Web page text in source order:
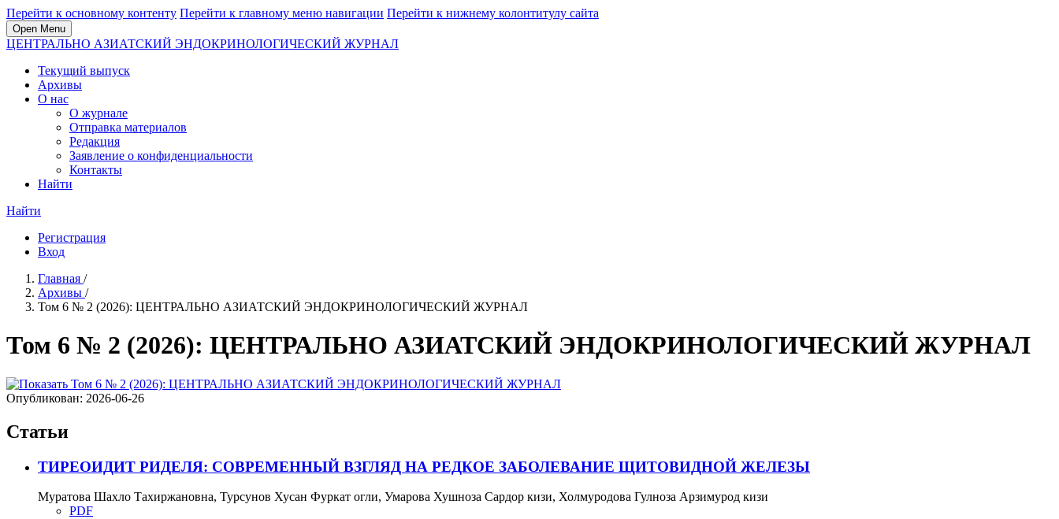
Перейти к основному контенту Перейти к главному меню навигации Перейти к нижнему колонтитулу сайта
Open Menu
ЦЕНТРАЛЬНО АЗИАТСКИЙ ЭНДОКРИНОЛОГИЧЕСКИЙ ЖУРНАЛ
Текущий выпуск
Архивы
О нас
О журнале
Отправка материалов
Редакция
Заявление о конфиденциальности
Контакты
Найти
Найти
Регистрация
Вход
Главная /
Архивы /
Том 6 № 2 (2026): ЦЕНТРАЛЬНО АЗИАТСКИЙ ЭНДОКРИНОЛОГИЧЕСКИЙ ЖУРНАЛ
Том 6 № 2 (2026): ЦЕНТРАЛЬНО АЗИАТСКИЙ ЭНДОКРИНОЛОГИЧЕСКИЙ ЖУРНАЛ
Опубликован: 2026-06-26
Статьи
ТИРЕОИДИТ РИДЕЛЯ: СОВРЕМЕННЫЙ ВЗГЛЯД НА РЕДКОЕ ЗАБОЛЕВАНИЕ ЩИТОВИДНОЙ ЖЕЛЕЗЫ
Муратова Шахло Тахиржановна, Турсунов Хусан Фуркат огли, Умарова Хушноза Сардор кизи, Холмуродова Гулноза Арзимурод кизи
PDF